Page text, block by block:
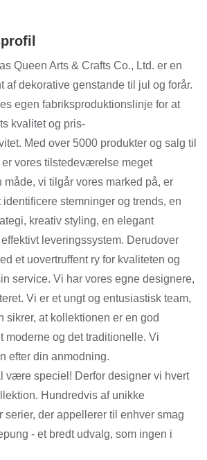
Queen Arts & Crafts Co., Ltd. er en
af dekorative genstande til jul og forår.
egen fabriksproduktionslinje for at
kvalitet og pris-
Med over 5000 produkter og salg til
vores tilstedeværelse meget
vi tilgår vores marked på, er
identificere stemninger og trends, en
kreativ styling, en elegant
leveringssystem. Derudover
et uovertruffent ry for kvaliteten og
service. Vi har vores egne designere,
Vi er et ungt og entusiastisk team,
sikrer, at kollektionen er en god
moderne og det traditionelle. Vi
efter din anmodning.
være speciel! Derfor designer vi hvert
Hundredvis af unikke
serier, der appellerer til enhver smag
- et bredt udvalg, som ingen i